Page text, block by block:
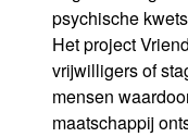
psychische
Het project
vrijwilligers of
mensen
maatschappij